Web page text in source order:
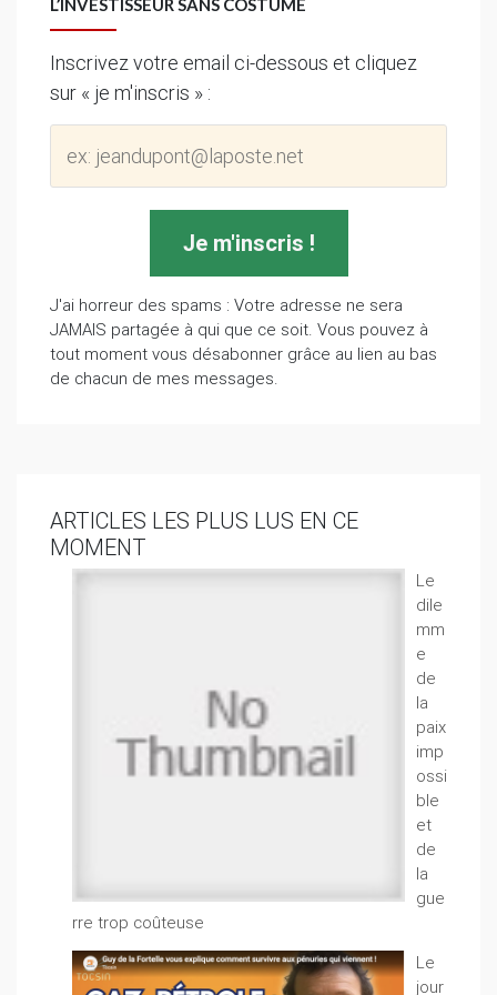
L’INVESTISSEUR SANS COSTUME
Inscrivez votre email ci-dessous et cliquez
sur « je m'inscris » :
J'ai horreur des spams : Votre adresse ne sera
JAMAIS partagée à qui que ce soit. Vous pouvez à
tout moment vous désabonner grâce au lien au bas
de chacun de mes messages.
ARTICLES LES PLUS LUS EN CE
MOMENT
Le
dile
mm
e
de
la
paix
imp
ossi
ble
et
de
la
gue
rre trop coûteuse
Le
jour